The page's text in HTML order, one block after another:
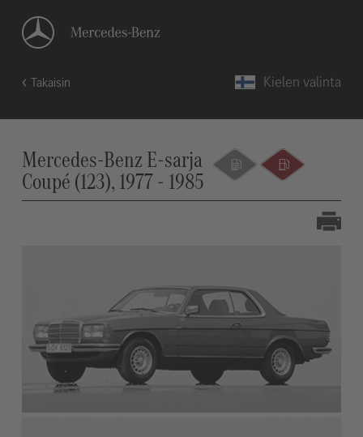
Takaisin Kielen valinta
Mercedes-Benz E-sarja
Coupé (123), 1977 - 1985